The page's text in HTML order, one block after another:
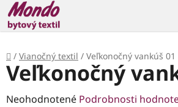
Prejsť
na
obsah
Domov
/ Vianočný textil / Veľkonočný vankúš 01
Veľkonočný
Priemerné
Neohodnotené Podrobnosti